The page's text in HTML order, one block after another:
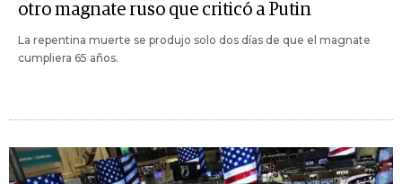
otro magnate ruso que criticó a Putin
La repentina muerte se produjo solo dos días de que el magnate
cumpliera 65 años.